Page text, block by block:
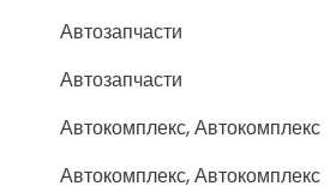
Автозапчасти
Автозапчасти
Автокомплекс, Автокомплекс
Автокомплекс, Автокомплекс